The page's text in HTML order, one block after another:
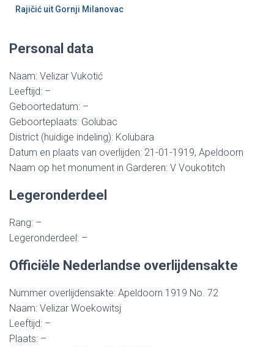
Rajičić uit Gornji Milanovac
Personal data
Naam: Velizar Vukotić
Leeftijd: –
Geboortedatum: –
Geboorteplaats: Golubac
District (huidige indeling): Kolubara
Datum en plaats van overlijden: 21-01-1919, Apeldoorn
Naam op het monument in Garderen: V Voukotitch
Legeronderdeel
Rang: –
Legeronderdeel: –
Officiële Nederlandse overlijdensakte
Nummer overlijdensakte: Apeldoorn 1919 No. 72
Naam: Velizar Woekowitsj
Leeftijd: –
Plaats: –